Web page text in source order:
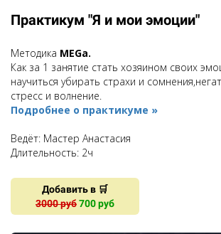
Практикум "Я и мои эмоции"
Методика MEGa.
Как за 1 занятие стать хозяином своих
научиться убирать страхи и
стресс и волнение.
Подробнее о практикуме »
Ведёт: Мастер Анастасия
Длительность: 2ч
Добавить в 🛒
3000 руб700 руб